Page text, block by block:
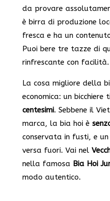
da provare
è birra di produzione
fresca e ha un
Puoi bere tre tazze di
rinfrescante con facilità.
La cosa migliore della
economica: un bicchiere
centesimi. Sebbene il
marca, la bia hoi è
conservata in fusti, e
versa fuori. Vai nel
nella famosa Bia Hoi
modo autentico.